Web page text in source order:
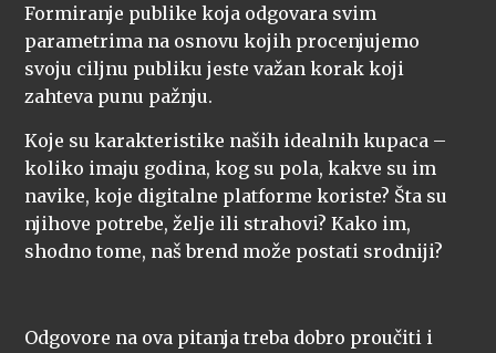
Formiranje publike koja odgovara svim
parametrima na osnovu kojih procenjujemo
svoju ciljnu publiku jeste važan korak koji
zahteva punu pažnju.
Koje su karakteristike naših idealnih kupaca –
koliko imaju godina, kog su pola, kakve su im
navike, koje digitalne platforme koriste? Šta su
njihove potrebe, želje ili strahovi? Kako im,
shodno tome, naš brend može postati srodniji?
Odgovore na ova pitanja treba dobro proučiti i